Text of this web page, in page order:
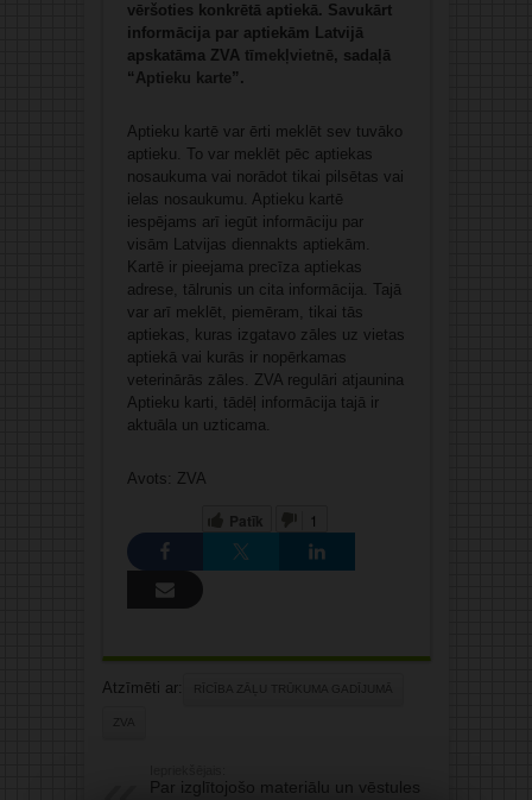
vēršoties konkrētā aptiekā. Savukārt
informācija par aptiekām Latvijā
apskatāma ZVA tīmekļvietnē, sadaļā
“ Aptieku karte”.
Aptieku kartē var ērti meklēt sev tuvāko
aptieku. To var meklēt pēc aptiekas
nosaukuma vai norādot tikai pilsētas vai
ielas nosaukumu. Aptieku kartē
iespējams arī iegūt informāciju par
visām Latvijas diennakts aptiekām.
Kartē ir pieejama precīza aptiekas
adrese, tālrunis un cita informācija. Tajā
var arī meklēt, piemēram, tikai tās
aptiekas, kuras izgatavo zāles uz vietas
aptiekā vai kurās ir nopērkamas
veterinārās zāles. ZVA regulāri atjaunina
Aptieku karti, tādēļ informācija tajā ir
aktuāla un uzticama.
Avots: ZVA
Patīk 1
Atzīmēti ar: RĪCĪBA ZĀĻU TRŪKUMA GADĪJUMĀ
ZVA
Par izglītojošo materiālu un vēstules